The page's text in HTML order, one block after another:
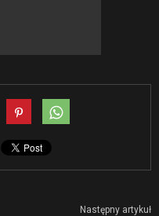
Następny artykuł